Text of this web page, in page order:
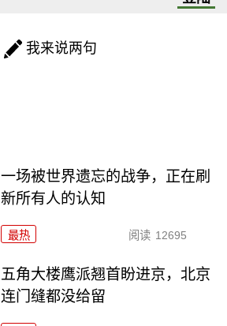
我来说两句
一场被世界遗忘的战争，正在刷
新所有人的认知
最热 阅读 12695
五角大楼鹰派翘首盼进京，北京
连门缝都没给留